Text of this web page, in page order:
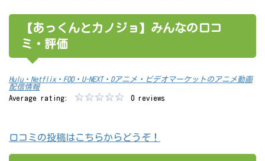
【あっくんとカノジョ】みんなの口コ
ミ・評価
Hulu・Netflix・FOD・U-NEXT・Dアニメ・ビデオマーケットのアニメ動画
配信情報
Average rating:
0 reviews
口コミの投稿はこちらからどうぞ！